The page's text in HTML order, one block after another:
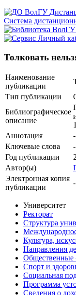
Система
Толковать
Наименование
публикации
Тип публикации
Библиографическое
описание
Аннотация
-
Ключевые cлова
-
Год публикации
Автор(ы)
Электронная копия
публикации
-
Университет
Ректорат
Структура
Культура,
Направления
Общественные
Спорт и
Социальная
Программа
Сведения о